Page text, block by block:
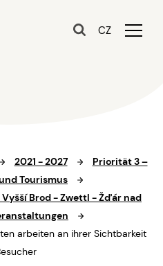
CZ
2021 - 2027
Priorität 3 –
Tourismus
Brod - Zwettl - Žďár nad
arbeiten an ihrer Sichtbarkeit